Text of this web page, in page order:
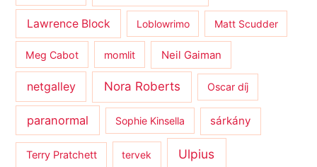
Lawrence Block Loblowrimo Matt Scudder
Meg Cabot momlit Neil Gaiman
netgalley Nora Roberts Oscar díj
paranormal Sophie Kinsella sárkány
Terry Pratchett tervek Ulpius